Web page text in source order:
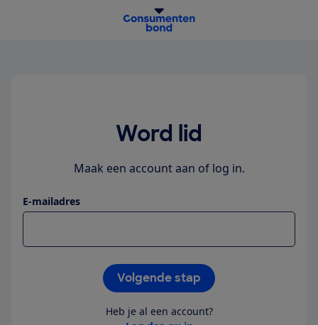
Word lid
Maak een account aan of log in.
E-mailadres
Volgende stap
Heb je al een account?